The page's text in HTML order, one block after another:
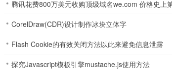
使用后它会探测到地牢（在地心之眼消失的位置垂直向
地牢里面有箱子，箱子里有远古宝石
问：地心人哪里比较多？
腾讯花费800万美元收购顶级域名we.com 价格史上
CorelDraw(CDR)设计制作冰块立体字
Flash Cookie的有效关闭方法以此来避免信息泄露
探究Javascript模板引擎mustache.js使用方法